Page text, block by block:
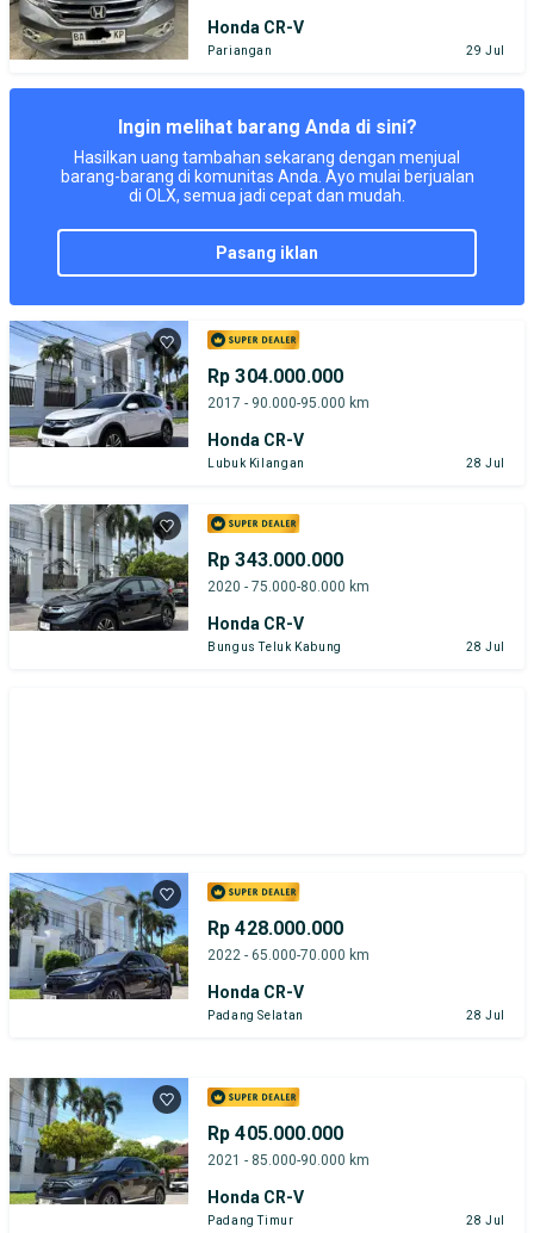
Honda CR-V
Pariangan 29 Jul
Ingin melihat barang Anda di sini?
Hasilkan uang tambahan sekarang dengan menjual
barang-barang di komunitas Anda. Ayo mulai berjualan
di OLX, semua jadi cepat dan mudah.
pasang iklan
Rp 304.000.000
2017 - 90.000-95.000 km
Honda CR-V
Lubuk Kilangan 28 Jul
Rp 343.000.000
2020 - 75.000-80.000 km
Honda CR-V
Bungus Teluk Kabung 28 Jul
Rp 428.000.000
2022 - 65.000-70.000 km
Honda CR-V
Padang Selatan 28 Jul
Rp 405.000.000
2021 - 85.000-90.000 km
Honda CR-V
Padang Timur 28 Jul